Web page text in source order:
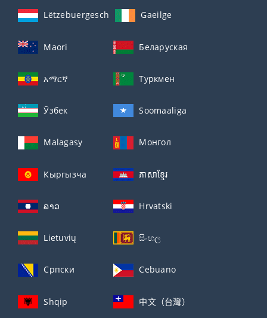
Lëtzebuergesch Gaeilge
Maori Беларуская
አማርኛ Туркмен
Ўзбек Soomaaliga
Malagasy Монгол
Кыргызча ភាសាខ្មែរ
ລາວ Hrvatski
Lietuvių සිංහල
Српски Cebuano
Shqip 中文（台灣）